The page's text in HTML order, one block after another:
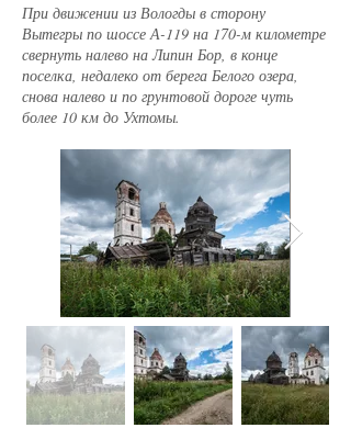
При движении из Вологды в сторону
Вытегры по шоссе А-119 на 170-м километре
свернуть налево на Липин Бор, в конце
поселка, недалеко от берега Белого озера,
снова налево и по грунтовой дороге чуть
более 10 км до Ухтомы.